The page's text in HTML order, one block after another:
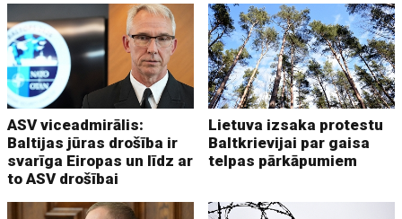
ASV viceadmirālis:
Baltijas jūras drošība ir
svarīga Eiropas un līdz ar
to ASV drošībai
Lietuva izsaka protestu
Baltkrievijai par gaisa
telpas pārkāpumiem